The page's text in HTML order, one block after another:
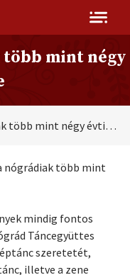
mint négy
mint négy évtizede
nógrádiak több mint
mindig fontos
Táncegyüttes
szeretetét,
illetve a zene